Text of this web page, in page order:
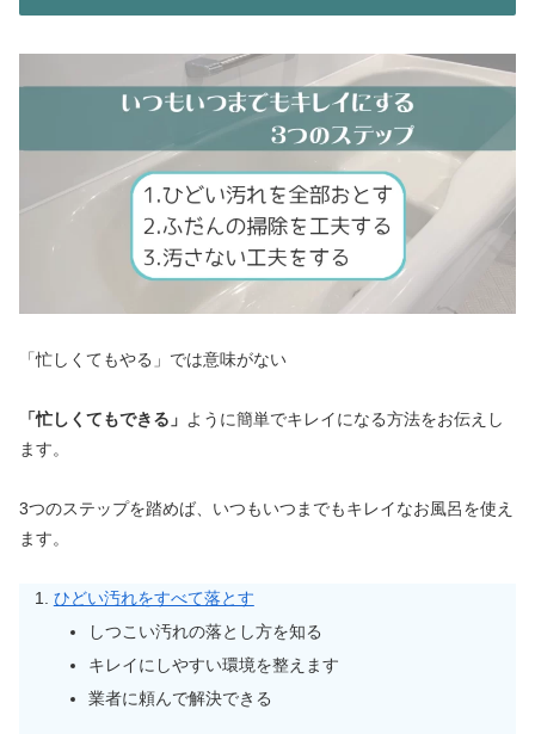
「忙しくてもやる」では意味がない
「忙しくてもできる」 ように簡単でキレイになる方法をお伝えし
ます。
3つのステップを踏めば、いつもいつまでもキレイなお風呂を使え
ます。
ひどい汚れをすべて落とす
しつこい汚れの落とし方を知る
キレイにしやすい環境を整えます
業者に頼んで解決できる